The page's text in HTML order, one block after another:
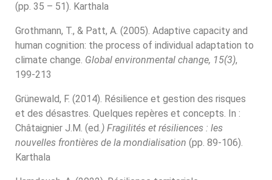
(pp. 35 – 51). Karthala
Grothmann, T., & Patt, A. (2005). Adaptive capacity and
human cognition: the process of individual adaptation to
climate change. Global environmental change, 15(3),
199-213
Grünewald, F. (2014). Résilience et gestion des risques
et des désastres. Quelques repères et concepts. In :
Châtaignier J.M. (ed.) Fragilités et résiliences : les
nouvelles frontières de la mondialisation (pp. 89-106).
Karthala